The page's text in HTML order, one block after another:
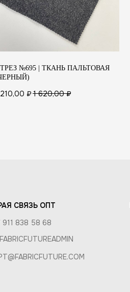
№695 | ТКАНЬ ПАЛЬТОВАЯ
₽ 1 620,00 ₽
И УХОД
СВЯЗЬ ОПТ
911 838 58 68